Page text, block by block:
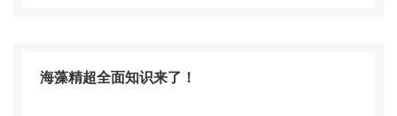
海藻精超全面知识来了！